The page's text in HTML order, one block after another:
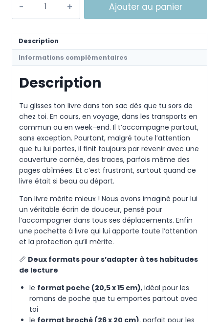
Ajouter au panier
Description
Informations complémentaires
Description
Tu glisses ton livre dans ton sac dès que tu sors de
chez toi. En cours, en voyage, dans les transports en
commun ou en week-end. Il t’accompagne partout,
sans exception. Pourtant, malgré toute l’attention
que tu lui portes, il finit toujours par revenir avec une
couverture cornée, des traces, parfois même des
pages abîmées. Et c’est frustrant, surtout quand ce
livre était si beau au départ.
Ton livre mérite mieux ! Nous avons imaginé pour lui
un véritable écrin de douceur, pensé pour
l’accompagner dans tous ses déplacements. Enfin
une pochette à livre qui lui apporte toute l’attention
et la protection qu’il mérite.
📏 Deux formats pour s’adapter à tes habitudes
de lecture
le format poche (20,5 x 15 cm), idéal pour les
romans de poche que tu emportes partout avec
toi